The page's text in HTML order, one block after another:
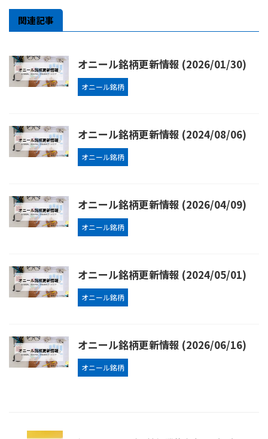
関連記事
オニール銘柄更新情報 (2026/01/30)
オニール銘柄
オニール銘柄更新情報 (2024/08/06)
オニール銘柄
オニール銘柄更新情報 (2026/04/09)
オニール銘柄
オニール銘柄更新情報 (2024/05/01)
オニール銘柄
オニール銘柄更新情報 (2026/06/16)
オニール銘柄